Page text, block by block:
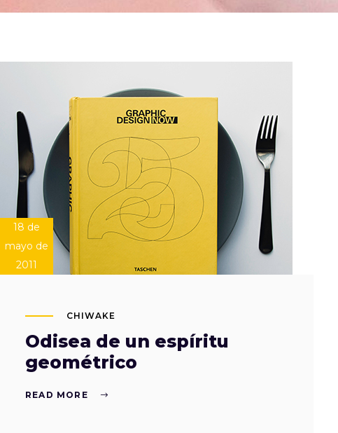
18 de
mayo de
2011
CHIWAKE
Odisea de un espíritu
geométrico
READ MORE